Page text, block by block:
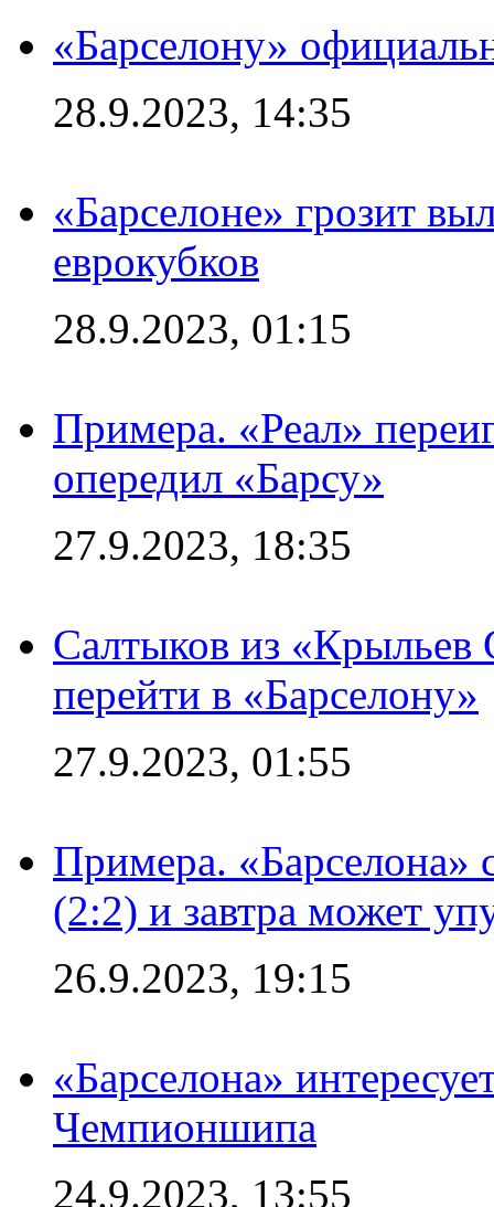
«Барселону»
28.9.2023, 14:35
«Барселоне» грозит
еврокубков
28.9.2023, 01:15
Примера. «Реал»
опередил «Барсу»
27.9.2023, 18:35
Салтыков из «Крыльев
перейти в «Барселону»
27.9.2023, 01:55
Примера. «Барселона»
(2:2) и завтра может
26.9.2023, 19:15
«Барселона»
Чемпионшипа
24.9.2023, 13:55